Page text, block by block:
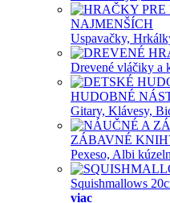
NAJMENŠÍCH
Uspavačky,
Drevené vláčiky a
HUDOBNÉ
Gitary, Klávesy,
ZÁBAVNÉ
Pexeso, Albi
Squishmallows
viac